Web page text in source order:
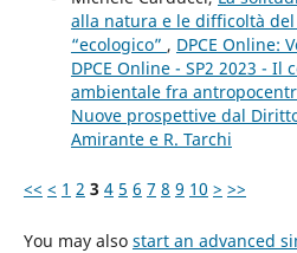
alla natura e le difficoltà
“ecologico” , DPCE Online:
DPCE Online - SP2 2023 - Il
ambientale fra
Nuove prospettive dal
Amirante e R. Tarchi
<< < 1 2 3 4 5 6 7 8 9 10 > >>
You may also start an advanced